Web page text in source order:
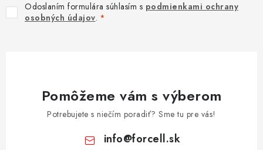
Doprava a platba Ako nakupovať
Odoslaním formulára súhlasím s podmienkami ochrany
osobných údajov.
Pomôžeme vám s výberom
Potrebujete s niečím poradiť? Sme tu pre vás!
info@forcell.sk